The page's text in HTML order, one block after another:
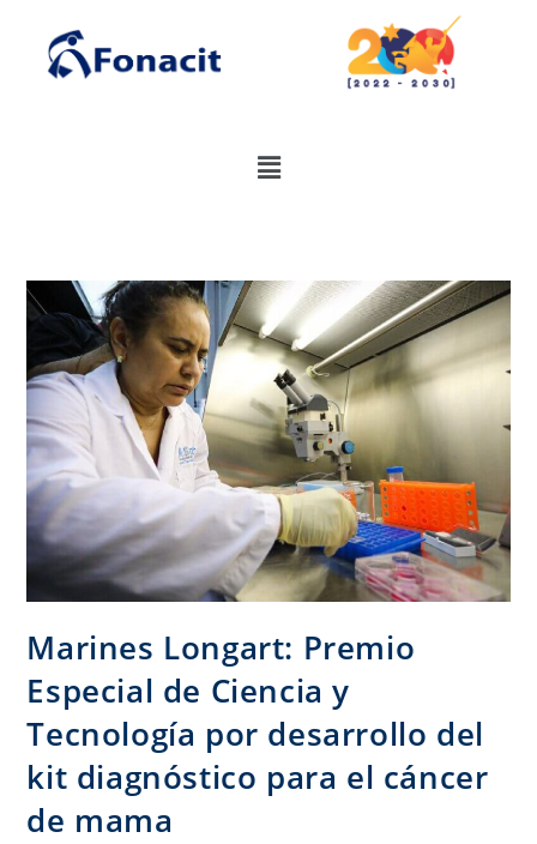
Marines Longart: Premio
Especial de Ciencia y
Tecnología por desarrollo del
kit diagnóstico para el cáncer
de mama